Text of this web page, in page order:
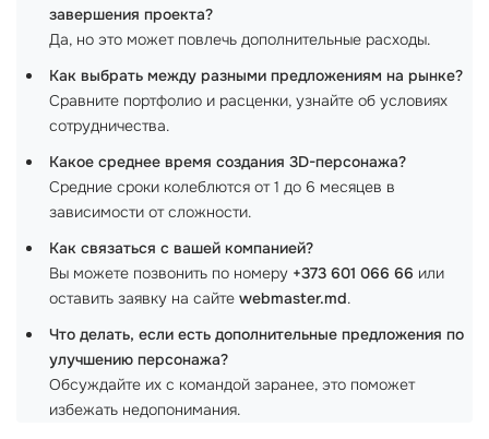
завершения проекта?
Да, но это может повлечь дополнительные расходы.
Как выбрать между разными предложениям на рынке?
Сравните портфолио и расценки, узнайте об условиях
сотрудничества.
Какое среднее время создания 3D-персонажа?
Средние сроки колеблются от 1 до 6 месяцев в
зависимости от сложности.
Как связаться с вашей компанией?
Вы можете позвонить по номеру +373 601 066 66 или
оставить заявку на сайте webmaster.md.
Что делать, если есть дополнительные предложения по
улучшению персонажа?
Обсуждайте их с командой заранее, это поможет
избежать недопонимания.